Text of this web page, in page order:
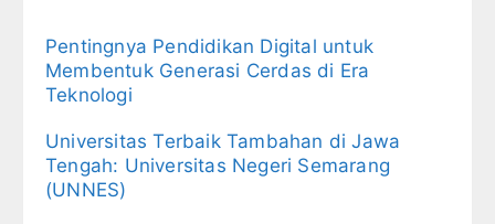
Pentingnya Pendidikan Digital untuk
Membentuk Generasi Cerdas di Era
Teknologi
Universitas Terbaik Tambahan di Jawa
Tengah: Universitas Negeri Semarang
(UNNES)